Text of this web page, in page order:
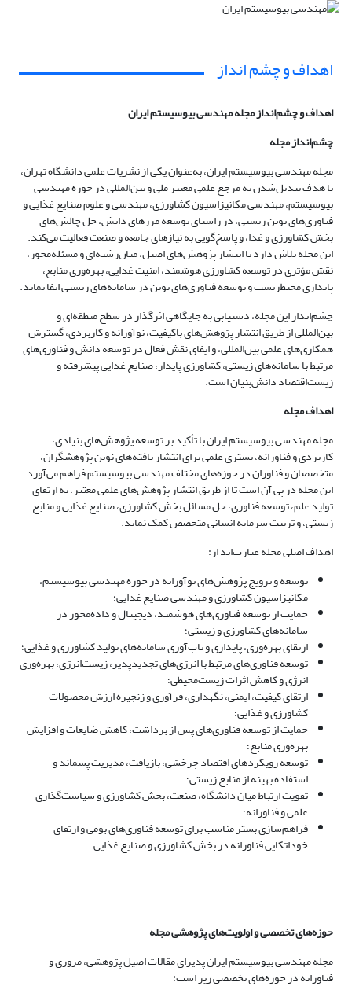
اهداف و چشم انداز
اهداف و چشم‌انداز مجله مهندسی بیوسیستم ایران
چشم‌انداز مجله
مجله مهندسی بیوسیستم ایران، به‌عنوان یکی از نشریات علمی دانشگاه تهران،
با هدف تبدیل‌شدن به مرجع علمی معتبر ملی و بین‌المللی در حوزه مهندسی
بیوسیستم، مهندسی مکانیزاسیون کشاورزی، مهندسی و علوم صنایع غذایی و
فناوری‌های نوین زیستی، در راستای توسعه مرزهای دانش، حل چالش‌های
بخش کشاورزی و غذا، و پاسخ‌گویی به نیازهای جامعه و صنعت فعالیت می‌کند.
این مجله تلاش دارد با انتشار پژوهش‌های اصیل، میان‌رشته‌ای و مسئله‌محور،
نقش مؤثری در توسعه کشاورزی هوشمند، امنیت غذایی، بهره‌وری منابع،
پایداری محیط‌زیست و توسعه فناوری‌های نوین در سامانه‌های زیستی ایفا نماید.
چشم‌انداز این مجله، دستیابی به جایگاهی اثرگذار در سطح منطقه‌ای و
بین‌المللی از طریق انتشار پژوهش‌های باکیفیت، نوآورانه و کاربردی، گسترش
همکاری‌های علمی بین‌المللی، و ایفای نقش فعال در توسعه دانش و فناوری‌های
مرتبط با سامانه‌های زیستی، کشاورزی پایدار، صنایع غذایی پیشرفته و
زیست‌اقتصاد دانش‌بنیان است.
اهداف مجله
مجله مهندسی بیوسیستم ایران با تأکید بر توسعه پژوهش‌های بنیادی،
کاربردی و فناورانه، بستری علمی برای انتشار یافته‌های نوین پژوهشگران،
متخصصان و فناوران در حوزه‌های مختلف مهندسی بیوسیستم فراهم می‌آورد.
این مجله در پی آن است تا از طریق انتشار پژوهش‌های علمی معتبر، به ارتقای
تولید علم، توسعه فناوری، حل مسائل بخش کشاورزی، صنایع غذایی و منابع
زیستی، و تربیت سرمایه انسانی متخصص کمک نماید.
اهداف اصلی مجله عبارت‌اند از:
توسعه و ترویج پژوهش‌های نوآورانه در حوزه مهندسی بیوسیستم،
مکانیزاسیون کشاورزی و مهندسی صنایع غذایی؛
حمایت از توسعه فناوری‌های هوشمند، دیجیتال و داده‌محور در
سامانه‌های کشاورزی و زیستی؛
ارتقای بهره‌وری، پایداری و تاب‌آوری سامانه‌های تولید کشاورزی و غذایی؛
توسعه فناوری‌های مرتبط با انرژی‌های تجدیدپذیر، زیست‌انرژی، بهره‌وری
انرژی و کاهش اثرات زیست‌محیطی؛
ارتقای کیفیت، ایمنی، نگهداری، فرآوری و زنجیره ارزش محصولات
کشاورزی و غذایی؛
حمایت از توسعه فناوری‌های پس از برداشت، کاهش ضایعات و افزایش
بهره‌وری منابع؛
توسعه رویکردهای اقتصاد چرخشی، بازیافت، مدیریت پسماند و
استفاده بهینه از منابع زیستی؛
تقویت ارتباط میان دانشگاه، صنعت، بخش کشاورزی و سیاست‌گذاری
علمی و فناورانه؛
فراهم‌سازی بستر مناسب برای توسعه فناوری‌های بومی و ارتقای
خوداتکایی فناورانه در بخش کشاورزی و صنایع غذایی.
حوزه‌های تخصصی و اولویت‌های پژوهشی مجله
مجله مهندسی بیوسیستم ایران پذیرای مقالات اصیل پژوهشی، مروری و
فناورانه در حوزه‌های تخصصی زیر است: